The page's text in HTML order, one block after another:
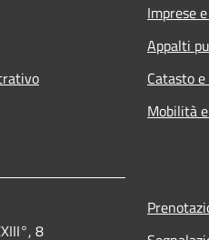
Imprese
Appalti
Catasto
Mobilità
8